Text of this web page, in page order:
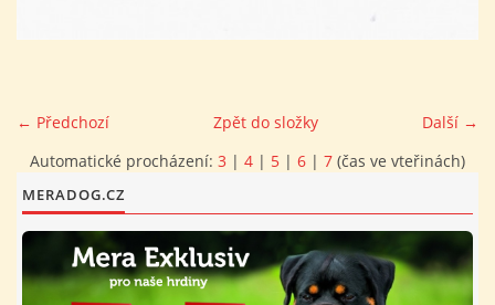
O NÁS - HISTORIE A SOUČASNOST
AVZO TSČ ČR CHRUDIM P.S.
VÝBOR KK
← Předchozí Další →
Zpět do složky
Automatické procházení: 3 | 4 | 5 | 6 | 7 (čas ve vteřinách)
MERADOG.CZ